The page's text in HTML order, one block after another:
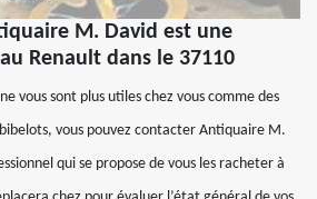
M. David est une
Renault dans le 37110
vous sont plus utiles chez vous comme des
vous pouvez contacter Antiquaire M.
qui se propose de vous les racheter à